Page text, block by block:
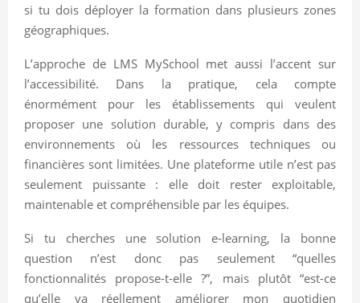
si tu dois déployer la formation dans plusieurs zones
géographiques.
L’approche de LMS MySchool met aussi l’accent sur
l’accessibilité. Dans la pratique, cela compte
énormément pour les établissements qui veulent
proposer une solution durable, y compris dans des
environnements où les ressources techniques ou
financières sont limitées. Une plateforme utile n’est pas
seulement puissante : elle doit rester exploitable,
maintenable et compréhensible par les équipes.
Si tu cherches une solution e-learning, la bonne
question n’est donc pas seulement “quelles
fonctionnalités propose-t-elle ?”, mais plutôt “est-ce
qu’elle va réellement améliorer mon quotidien